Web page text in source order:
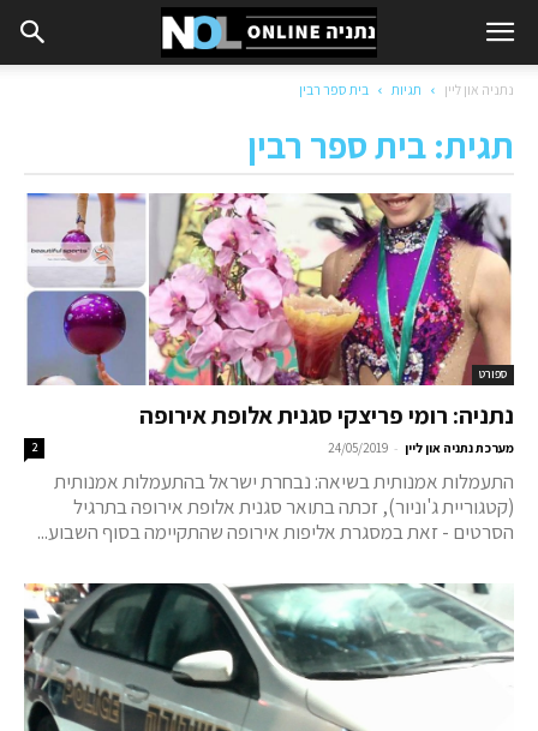
נתניה און ליין תגיות בית ספר רבין
תגית: בית ספר רבין
ספורט
נתניה: רומי פריצקי סגנית אלופת אירופה
מערכת נתניה און ליין -
24/05/2019
2
התעמלות אמנותית בשיאה: נבחרת ישראל בהתעמלות אמנותית
(קטגוריית ג'וניור), זכתה בתואר סגנית אלופת אירופה בתרגיל
הסרטים - זאת במסגרת אליפות אירופה שהתקיימה בסוף השבוע...